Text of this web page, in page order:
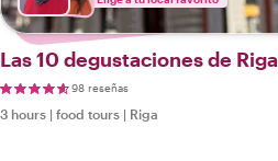
Las 10 degustaciones de Riga
98 reseñas
3 hours | food tours | Riga